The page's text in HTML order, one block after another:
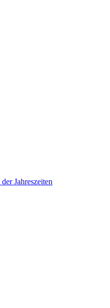
Jahreszeiten